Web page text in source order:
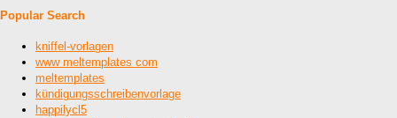
Popular Search
kniffel-vorlagen
www meltemplates com
meltemplates
kündigungsschreibenvorlage
happilycl5